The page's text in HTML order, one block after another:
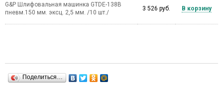
G&P Шлифовальная машинка GTDE-138B
пневм.150 мм. эксц. 2,5 мм. /10 шт./
3 526 руб. В корзину
Поделиться…